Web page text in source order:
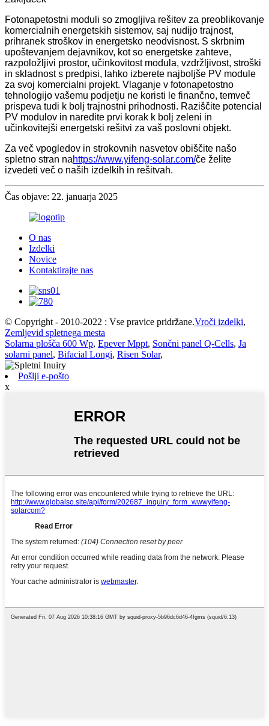
Fotonapetostni moduli so zmogljiva rešitev za preoblikovanje
komercialnih energetskih sistemov, saj nudijo trajnost,
prihranek stroškov in energetsko neodvisnost. S skrbnim
upoštevanjem dejavnikov, kot so energetske zahteve,
razpoložljivi prostor, učinkovitost modula, vzdržljivost, stroški
in skladnost s predpisi, lahko izberete najboljše PV module
za svoj komercialni projekt. Vlaganje v fotonapetostno
tehnologijo vašemu podjetju ne koristi le finančno, temveč
prispeva tudi k bolj trajnostni prihodnosti. Raziščite potencial
PV modulov in naredite prvi korak k bolj zeleni in
učinkovitejši energetski rešitvi za vaš poslovni objekt.
Za več vpogledov in strokovnih nasvetov obiščite našo
spletno stran nahttps://www.yifeng-solar.com/če želite
izvedeti več o naših izdelkih in rešitvah.
Čas objave: 22. januarja 2025
O nas
Izdelki
Novice
Kontaktirajte nas
© Copyright - 2010-2022 : Vse pravice pridržane.Vroči izdelki,
Zemljevid spletnega mesta
Solarna plošča 600 Wp, Epever Mppt, Sončni panel Q-Cells, Ja
solarni panel, Bifacial Longi, Risen Solar,
Pošlji e-pošto
x